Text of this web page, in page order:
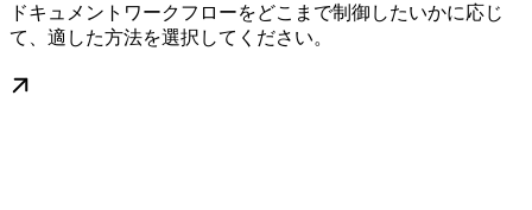
ドキュメントワークフローをどこまで制御したいかに応じ
て、適した方法を選択してください。